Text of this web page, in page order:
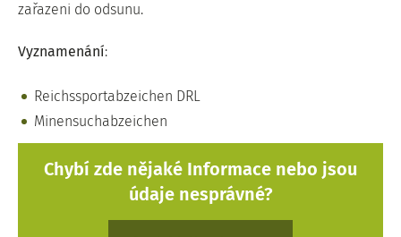
zařazeni do odsunu.
Vyznamenání:
Reichssportabzeichen DRL
Minensuchabzeichen
Chybí zde nějaké Informace nebo jsou
údaje nesprávné?